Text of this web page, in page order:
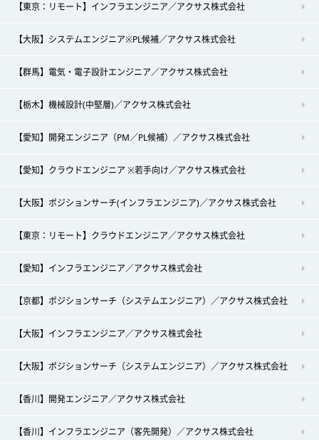
【東京：リモート】インフラエンジニア／アクサス株式会社
【大阪】システムエンジニア※PL候補／アクサス株式会社
【群馬】電気・電子設計エンジニア／アクサス株式会社
【栃木】機械設計(中堅層)／アクサス株式会社
【愛知】開発エンジニア（PM／PL候補）／アクサス株式会社
【愛知】クラウドエンジニア ※若手向け／アクサス株式会社
【大阪】ポジションサーチ(インフラエンジニア)／アクサス株式会社
【東京：リモート】クラウドエンジニア／アクサス株式会社
【愛知】インフラエンジニア／アクサス株式会社
【京都】ポジションサーチ（システムエンジニア）／アクサス株式会社
【大阪】インフラエンジニア／アクサス株式会社
【大阪】ポジションサーチ（システムエンジニア）／アクサス株式会社
【香川】開発エンジニア／アクサス株式会社
【香川】インフラエンジニア（客先開発）／アクサス株式会社